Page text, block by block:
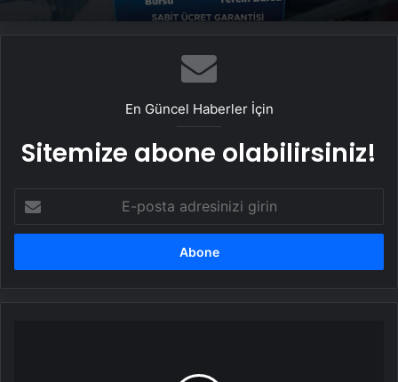
En Güncel Haberler İçin
Sitemize abone olabilirsiniz!
posta
adresinizi